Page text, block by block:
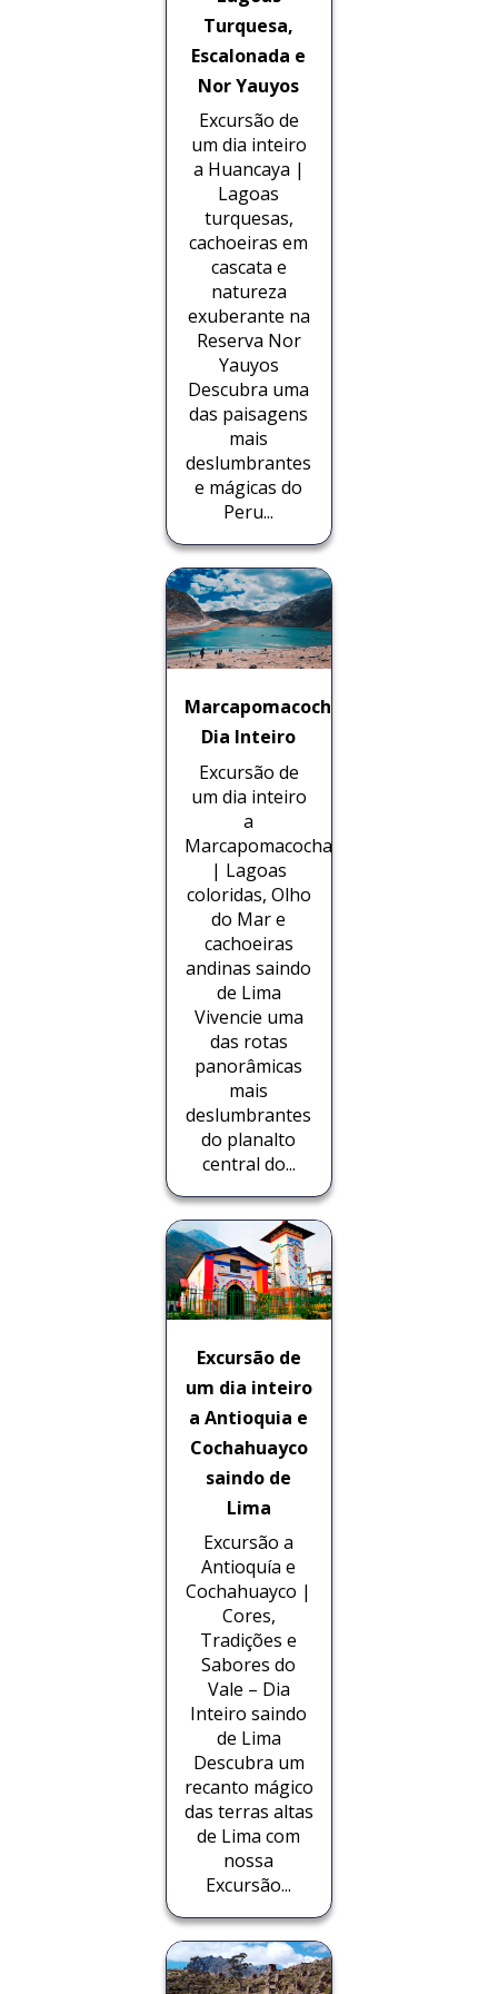
Turquesa,
Escalonada e
Nor Yauyos
Excursão de
um dia inteiro
a Huancaya |
Lagoas
turquesas,
cachoeiras em
cascata e
natureza
exuberante na
Reserva Nor
Yauyos
Descubra uma
das paisagens
mais
deslumbrantes
e mágicas do
Peru...
Marcapomacocha
Dia Inteiro
Excursão de
um dia inteiro
a
Marcapomacocha
| Lagoas
coloridas, Olho
do Mar e
cachoeiras
andinas saindo
de Lima
Vivencie uma
das rotas
panorâmicas
mais
deslumbrantes
do planalto
central do...
Excursão de
um dia inteiro
a Antioquia e
Cochahuayco
saindo de
Lima
Excursão a
Antioquía e
Cochahuayco |
Cores,
Tradições e
Sabores do
Vale – Dia
Inteiro saindo
de Lima
Descubra um
recanto mágico
das terras altas
de Lima com
nossa
Excursão...